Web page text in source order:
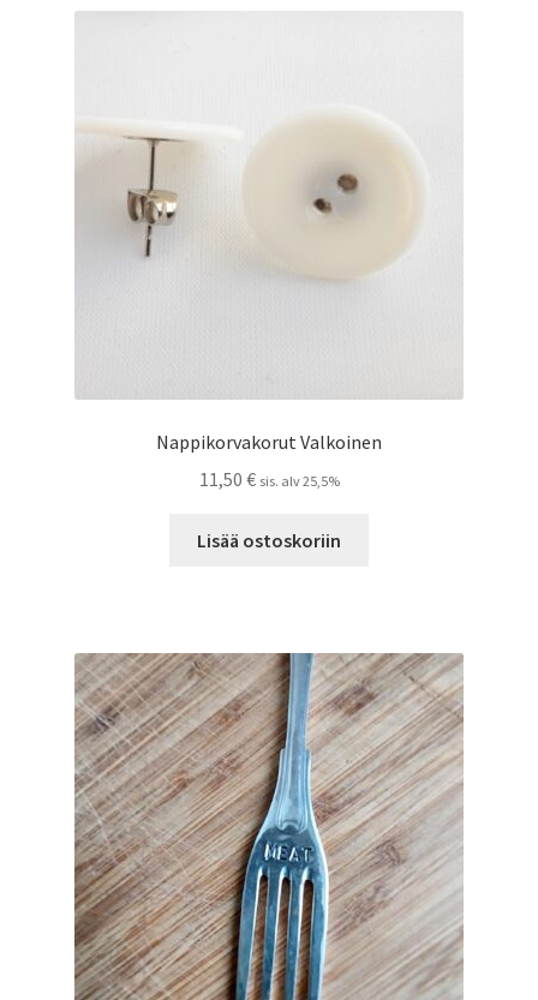
Nappikorvakorut Valkoinen
11,50 € sis. alv 25,5%
Lisää ostoskoriin